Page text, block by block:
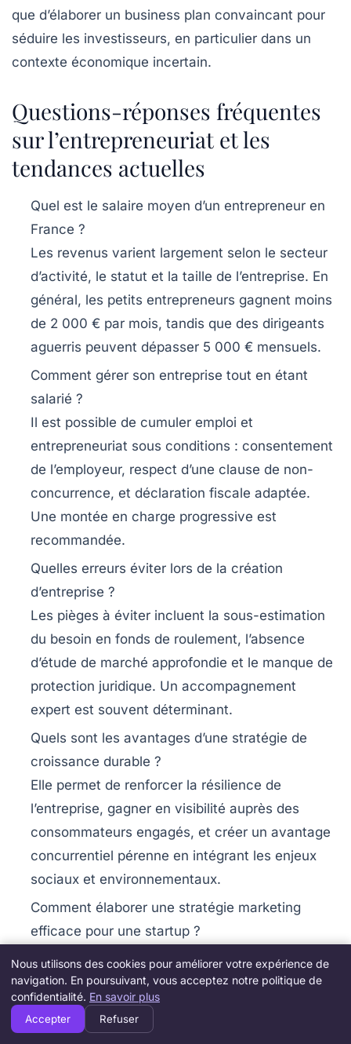
que d’élaborer un business plan convaincant pour
séduire les investisseurs, en particulier dans un
contexte économique incertain.
Questions-réponses fréquentes
sur l’entrepreneuriat et les
tendances actuelles
Quel est le salaire moyen d’un entrepreneur en
France ?
Les revenus varient largement selon le secteur
d’activité, le statut et la taille de l’entreprise. En
général, les petits entrepreneurs gagnent moins
de 2 000 € par mois, tandis que des dirigeants
aguerris peuvent dépasser 5 000 € mensuels.
Comment gérer son entreprise tout en étant
salarié ?
Il est possible de cumuler emploi et
entrepreneuriat sous conditions : consentement
de l’employeur, respect d’une clause de non-
concurrence, et déclaration fiscale adaptée.
Une montée en charge progressive est
recommandée.
Quelles erreurs éviter lors de la création
d’entreprise ?
Les pièges à éviter incluent la sous-estimation
du besoin en fonds de roulement, l’absence
d’étude de marché approfondie et le manque de
protection juridique. Un accompagnement
expert est souvent déterminant.
Quels sont les avantages d’une stratégie de
croissance durable ?
Elle permet de renforcer la résilience de
l’entreprise, gagner en visibilité auprès des
consommateurs engagés, et créer un avantage
concurrentiel pérenne en intégrant les enjeux
sociaux et environnementaux.
Comment élaborer une stratégie marketing
efficace pour une startup ?
approfondie de votre clientèle, utilisez le
marketing d’influence et optimisez votre
présence digitale via le SEO et les réseaux
Nous utilisons des cookies pour améliorer votre expérience de
navigation. En poursuivant, vous acceptez notre politique de
confidentialité. En savoir plus
Accepter Refuser